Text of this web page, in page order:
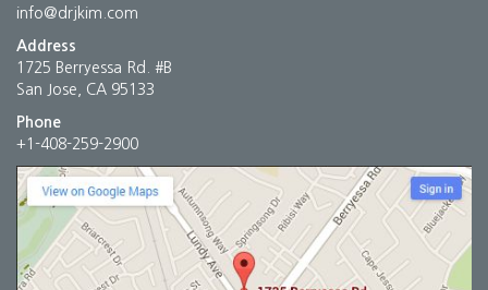
info@drjkim.com
Address
1725 Berryessa Rd. #B
San Jose, CA 95133
Phone
+1-408-259-2900